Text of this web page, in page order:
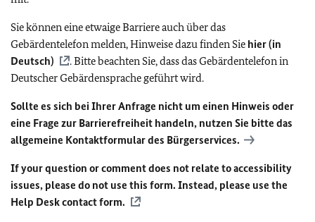
Sie können eine etwaige Barriere auch über das
Gebärdentelefon melden, Hinweise dazu finden Sie hier (in
Deutsch)
. Bitte beachten Sie, dass das Gebärdentelefon in
Deutscher Gebärdensprache geführt wird.
Sollte es sich bei Ihrer Anfrage nicht um einen Hinweis oder
eine Frage zur Barrierefreiheit handeln, nutzen Sie bitte das
allgemeine Kontaktformular des Bürgerservices.
If your question or comment does not relate to accessibility
issues, please do not use this form. Instead, please use the
Help Desk contact form.